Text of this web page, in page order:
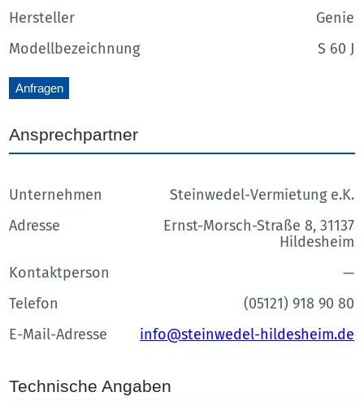
Hersteller
Genie
Modellbezeichnung
S 60 J
Anfragen
Ansprechpartner
Unternehmen
Steinwedel-Vermietung e.K.
Adresse
Ernst-Morsch-Straße 8, 31137
Hildesheim
Kontaktperson
—
Telefon
(05121) 918 90 80
E-Mail-Adresse
info@steinwedel-hildesheim.de
Technische Angaben